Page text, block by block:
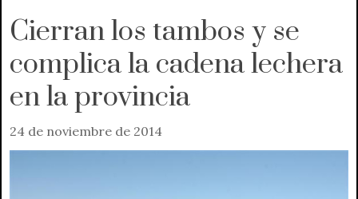
Cierran los tambos y se
complica la cadena lechera
en la provincia
24 de noviembre de 2014